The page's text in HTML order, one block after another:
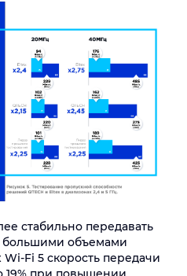
стабильно передавать
большими объемами
Fi 5 скорость передачи